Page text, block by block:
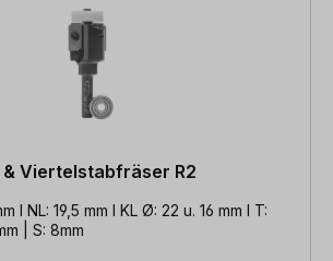
Viertelstabfräser R2
l NL: 19,5 mm l KL Ø: 22 u. 16 mm l T:
| S: 8mm